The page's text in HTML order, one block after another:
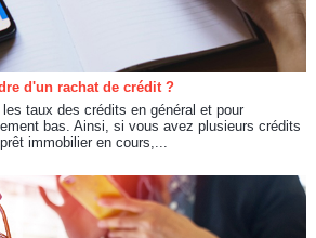
d'un rachat de crédit ?
taux des crédits en général et pour
bas. Ainsi, si vous avez plusieurs crédits
immobilier en cours,...